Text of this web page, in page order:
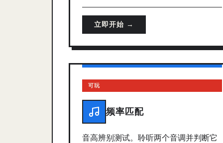
立即开始 →
可玩
频率匹配
音高辨别测试。聆听两个音调并判断它